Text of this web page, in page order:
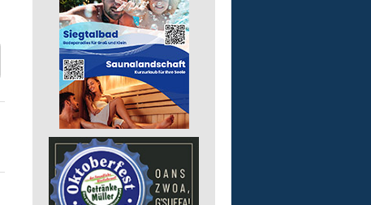
pädagogische
in Vollzeit
Lebenshilfe im Landkreis
GmbH